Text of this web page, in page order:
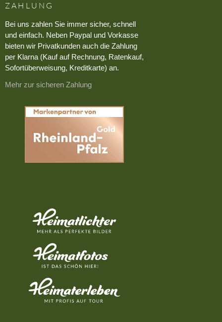
ZAHLUNG
Bei uns zahlen Sie immer sicher, schnell
und einfach. Neben Paypal und Vorkasse
bieten wir Privatkunden auch die Zahlung
per Klarna (Kauf auf Rechnung, Ratenkauf,
Sofortüberweisung, Kreditkarte) an.
Mehr zur sicheren Zahlung